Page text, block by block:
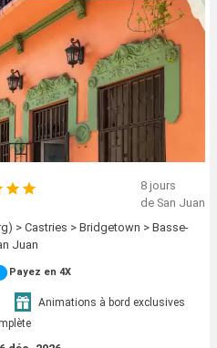
8 jours
de San Juan
> Castries > Bridgetown > Basse-
Juan
Payez en 4X
Animations à bord exclusives